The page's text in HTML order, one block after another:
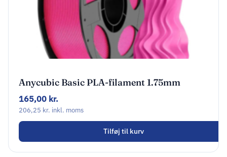
Anycubic Basic PLA-filament 1.75mm
Magenta AHPLMG-107
165,00 kr.
206,25 kr. inkl. moms
Tilføj til kurv